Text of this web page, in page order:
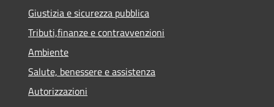
Giustizia e sicurezza pubblica
Tributi,finanze e contravvenzioni
Ambiente
Salute, benessere e assistenza
Autorizzazioni